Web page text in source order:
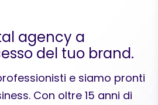
agency a
del tuo brand.
e siamo pronti
Con oltre 15 anni di